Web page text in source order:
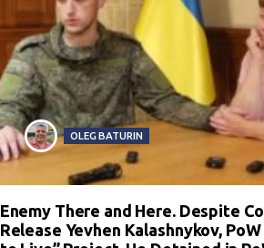
OLEG BATURIN
Enemy There and Here. Despite
Release Yevhen Kalashnykov,